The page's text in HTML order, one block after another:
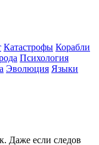
Катастрофы Корабли
Психология
Эволюция Языки
Даже если следов